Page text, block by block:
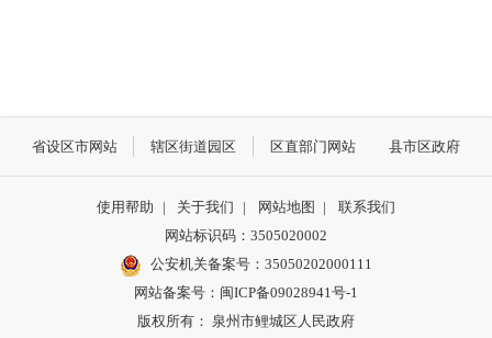
省设区市网站 辖区街道园区 区直部门网站 县市区政府
使用帮助 | 关于我们 | 网站地图 |
联系我们
网站标识码：3505020002
公安机关备案号：35050202000111
网站备案号：闽ICP备09028941号-1
版权所有： 泉州市鲤城区人民政府